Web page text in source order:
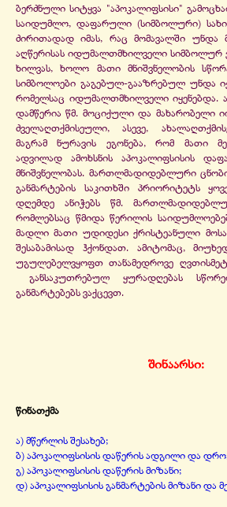
ბერძნული სიტყვა "აპოკალიფსისი"
საიდუმლო, დაფარული (სიმბოლური)
ძირითადად იმას, რაც მომავალში უნდა
აღწერისას იდუმალთმხილველი სიმბოლურ
ხილვას, ხოლო მათი მნიშვნელობის
სიმბოლოები გაგებულ-გააზრებულ უნდა
რომელსაც იდუმალთმხილველი იყენებდა.
დამწერია წმ. მოციქული და მახარობელი
ძველაღთქმისეული, ასევე,
მაგრამ ნურავის ეგონება, რომ მათი
ადვილად ამოხსნის აპოკალიფსისის
მნიშვნელობას. მართლმადიდებლური
განმარტების საკითხში პრიორიტეტს
დღემდე ანიჭებს წმ.
რომლებსაც წმიდა წერილის
მადლი მათი უდიდესი ქრისტეანული
შესაბამისად ჰქონდათ. ამიტომაც,
უგულებელვყოფთ თანამედროვე
განსაკუთრებულ ყურადღებას
განმარტებებს ვაქცევთ.
შინაარსი:
წინათქმა
ა) მწერლის შესახებ;
ბ) აპოკალიფსისის დაწერის ადგილი და
გ) აპოკალიფსისის დაწერის მიზანი;
დ) აპოკალიფსისის განმარტების მიზანი და